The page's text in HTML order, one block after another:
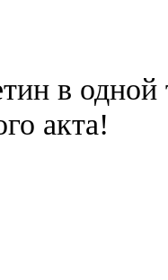
в одной
акта!